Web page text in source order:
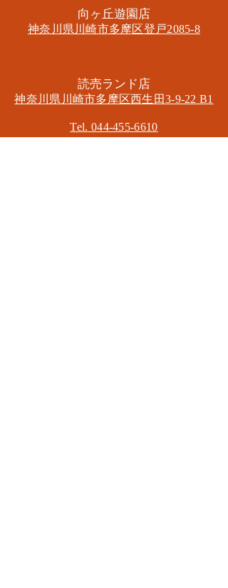
​向ヶ丘遊園店
神奈川県川崎市多摩区​登戸2085-8
​読売ランド店
神奈川県川崎市多摩区​西生田3-9-22 B1
Tel. 044-455-6610